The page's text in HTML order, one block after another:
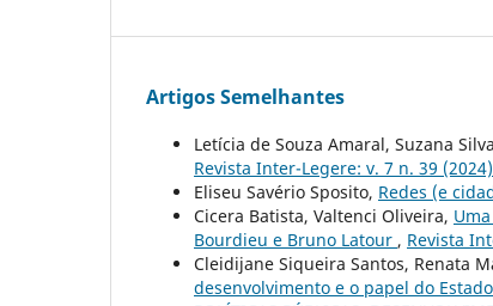
Artigos Semelhantes
Letícia de Souza Amaral, Suzana
Revista Inter-Legere: v. 7 n. 39
Eliseu Savério Sposito, Redes (e
Cicera Batista, Valtenci Oliveira,
Bourdieu e Bruno Latour , Revista
Cleidijane Siqueira Santos, Renata
desenvolvimento e o papel do